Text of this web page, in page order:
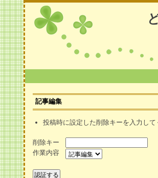
記事編集
投稿時に設定した削除キーを入力して
削除キー
作業内容